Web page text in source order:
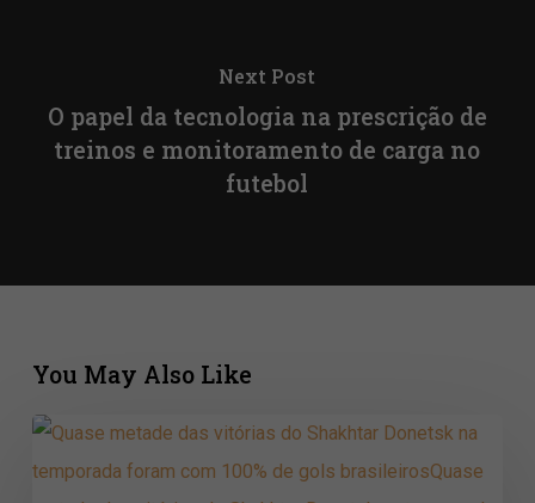
Next Post
O papel da tecnologia na prescrição de
treinos e monitoramento de carga no
futebol
You May Also Like
Quase
metade